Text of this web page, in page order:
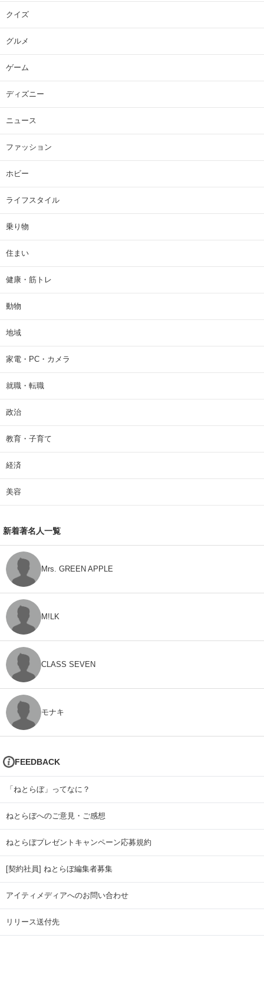
クイズ
グルメ
ゲーム
ディズニー
ニュース
ファッション
ホビー
ライフスタイル
乗り物
住まい
健康・筋トレ
動物
地域
家電・PC・カメラ
就職・転職
政治
教育・子育て
経済
美容
新着著名人一覧
Mrs. GREEN APPLE
M!LK
CLASS SEVEN
モナキ
FEEDBACK
「ねとらぼ」ってなに？
ねとらぼへのご意見・ご感想
ねとらぼプレゼントキャンペーン応募規約
[契約社員] ねとらぼ編集者募集
アイティメディアへのお問い合わせ
リリース送付先